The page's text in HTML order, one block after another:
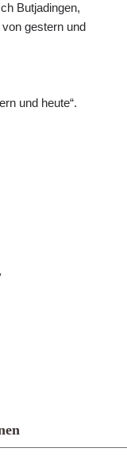
Butjadingen,
gestern und
und heute“.